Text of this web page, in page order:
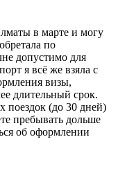
в марте и могу
по
допустимо для
я всё же взяла с
визы,
длительный срок.
поездок (до 30 дней)
пребывать дольше
об оформлении